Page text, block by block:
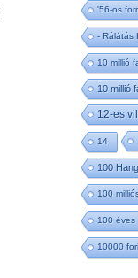
'56-os
- Rálátás
10 millió
10 millió
12-es
14
100
100
100 éves
10000